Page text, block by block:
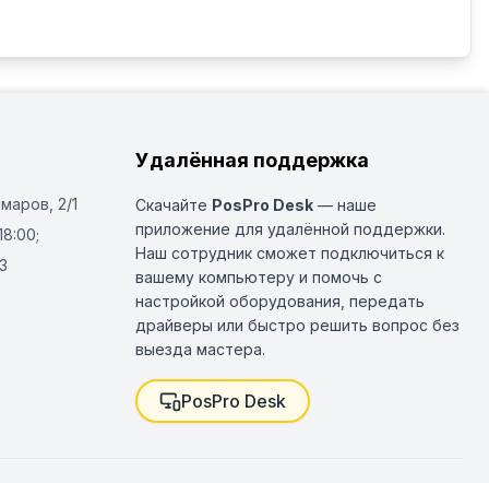
2/1
Удалённая поддержка
Скачайте PosPro Desk — наше
приложение для удалённой поддержки.
Наш сотрудник сможет подключиться к
вашему компьютеру и помочь с
настройкой оборудования, передать
драйверы или быстро решить вопрос без
выезда мастера.
PosPro Desk